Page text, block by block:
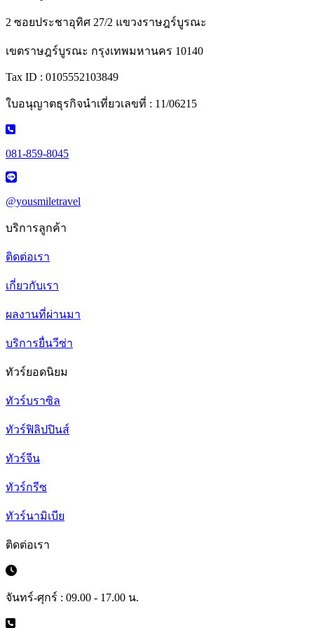
2 ซอยประชาอุทิศ 27/2 แขวงราษฎร์บูรณะ
เขตราษฎร์บูรณะ กรุงเทพมหานคร 10140
Tax ID : 0105552103849
ใบอนุญาตธุรกิจนำเที่ยวเลขที่ : 11/06215
081-859-8045
@yousmiletravel
บริการลูกค้า
ติดต่อเรา
เกี่ยวกับเรา
ผลงานที่ผ่านมา
บริการยื่นวีซ่า
ทัวร์ยอดนิยม
ทัวร์บราซิล
ทัวร์ฟิลิปปินส์
ทัวร์จีน
ทัวร์กรีซ
ทัวร์นามิเบีย
ติดต่อเรา
จันทร์-ศุกร์ : 09.00 - 17.00 น.